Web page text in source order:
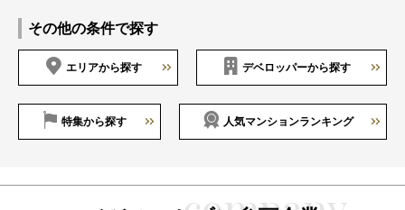
その他の条件で探す
エリアから探す デベロッパーから探す
特集から探す 人気マンションランキング